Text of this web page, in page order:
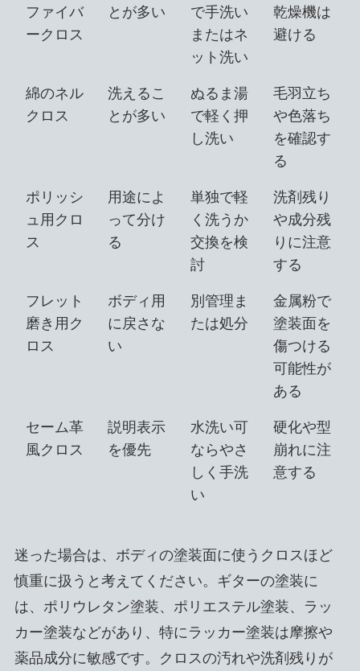
ファイバ
ークロス
とが多い
で手洗い
またはネ
ット洗い
乾燥機は
避ける
綿のネル
クロス
洗えるこ
とが多い
ぬるま湯
で軽く押
し洗い
毛羽立ち
や色落ち
を確認す
る
ポリッシ
ュ用クロ
ス
用途によ
って分け
る
単独で軽
く洗うか
交換を検
討
洗剤残り
や成分残
りに注意
する
フレット
磨き用ク
ロス
ボディ用
に戻さな
い
別管理ま
たは処分
金属粉で
塗装面を
傷つける
可能性が
ある
セーム革
風クロス
説明表示
を優先
水洗い可
ならやさ
しく手洗
い
硬化や型
崩れに注
意する
迷った場合は、ボディの塗装面に使うクロスほど
慎重に扱うと考えてください。ギターの塗装に
は、ポリウレタン塗装、ポリエステル塗装、ラッ
カー塗装などがあり、特にラッカー塗装は摩擦や
薬品成分に敏感です。クロスの汚れや洗剤残りが